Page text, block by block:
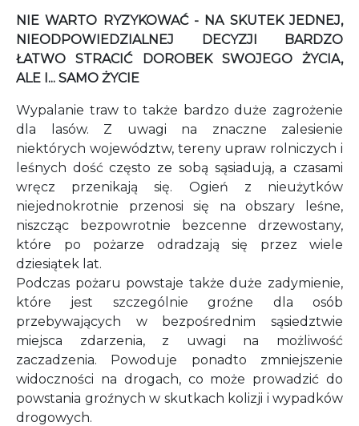
NIE WARTO RYZYKOWAĆ - NA SKUTEK JEDNEJ,
NIEODPOWIEDZIALNEJ DECYZJI BARDZO
ŁATWO STRACIĆ DOROBEK SWOJEGO ŻYCIA,
ALE I... SAMO ŻYCIE
Wypalanie traw to także bardzo duże zagrożenie
dla lasów. Z uwagi na znaczne zalesienie
niektórych województw, tereny upraw rolniczych i
leśnych dość często ze sobą sąsiadują, a czasami
wręcz przenikają się. Ogień z nieużytków
niejednokrotnie przenosi się na obszary leśne,
niszcząc bezpowrotnie bezcenne drzewostany,
które po pożarze odradzają się przez wiele
dziesiątek lat.
Podczas pożaru powstaje także duże zadymienie,
które jest szczególnie groźne dla osób
przebywających w bezpośrednim sąsiedztwie
miejsca zdarzenia, z uwagi na możliwość
zaczadzenia. Powoduje ponadto zmniejszenie
widoczności na drogach, co może prowadzić do
powstania groźnych w skutkach kolizji i wypadków
drogowych.